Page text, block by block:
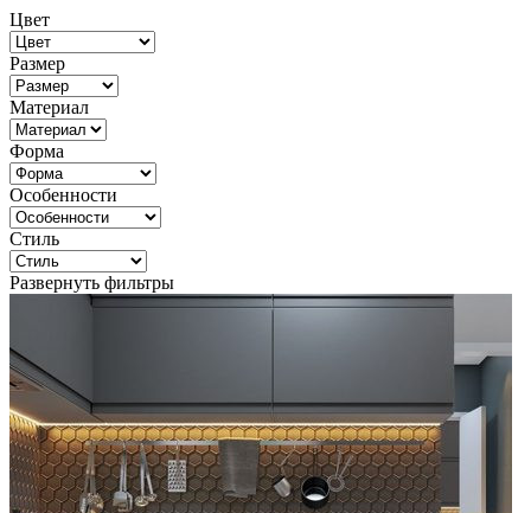
Цвет
Размер
Материал
Форма
Особенности
Стиль
Развернуть фильтры